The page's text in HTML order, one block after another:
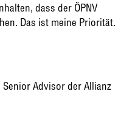
dass der ÖPNV
Das ist meine Priorität.
Advisor der Allianz